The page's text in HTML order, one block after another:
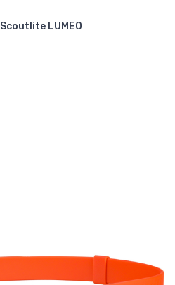
LUMEO